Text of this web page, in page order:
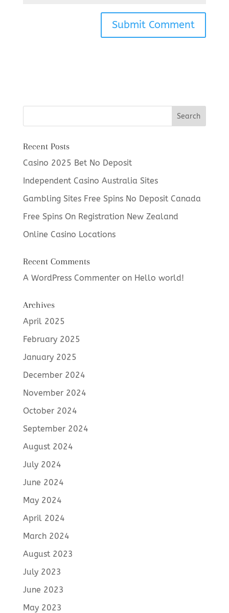
Recent Posts
Casino 2025 Bet No Deposit
Independent Casino Australia Sites
Gambling Sites Free Spins No Deposit Canada
Free Spins On Registration New Zealand
Online Casino Locations
Recent Comments
A WordPress Commenteron Hello world!
Archives
April 2025
February 2025
January 2025
December 2024
November 2024
October 2024
September 2024
August 2024
July 2024
June 2024
May 2024
April 2024
March 2024
August 2023
July 2023
June 2023
May 2023